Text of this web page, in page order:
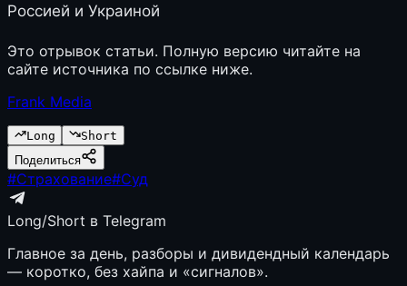
Россией и Украиной
Это отрывок статьи. Полную версию читайте на
сайте источника по ссылке ниже.
Frank Media
Long
Short
Поделиться
#Страхование#Суд
Long/Short в Telegram
Главное за день, разборы и дивидендный календарь
— коротко, без хайпа и «сигналов».